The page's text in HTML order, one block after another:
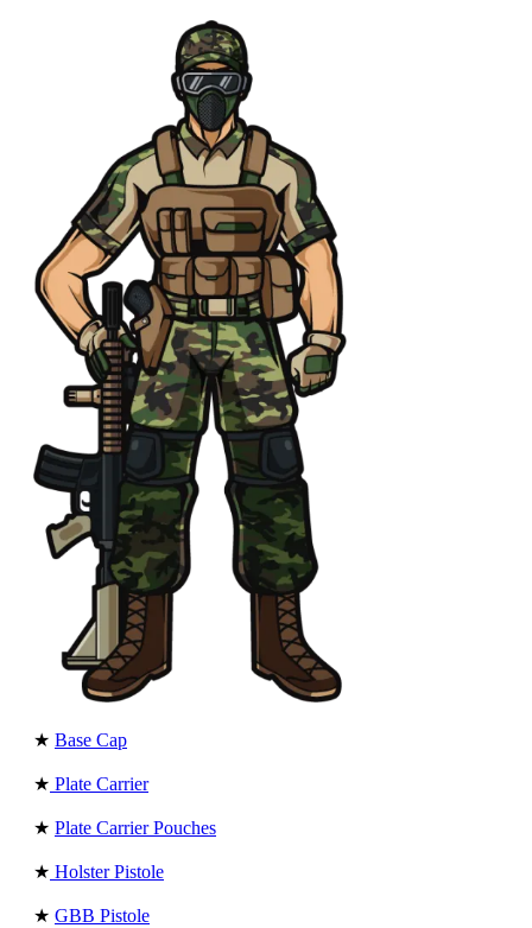
★ Base Cap
★ Plate Carrier
★ Plate Carrier Pouches
★ Holster Pistole
★ GBB Pistole